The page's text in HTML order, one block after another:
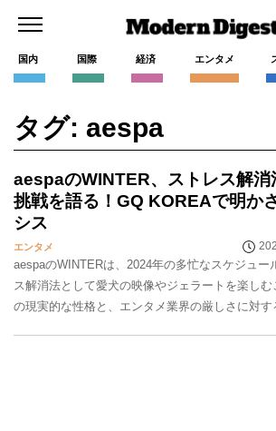
国内 国際 経済 エンタメ
タグ: aespa
aespaのWINTER、ストレス解消
挑戦を語る！GQ KOREAで明か
シス
エンタメ
aespaのWINTERは、2024年の多忙なスケジュー
ス解消法として愛犬の映像やジェラートを楽し
の現実的な性格と、エンタメ業界の厳しさに対